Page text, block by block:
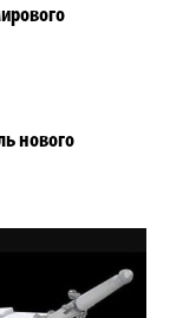
нового